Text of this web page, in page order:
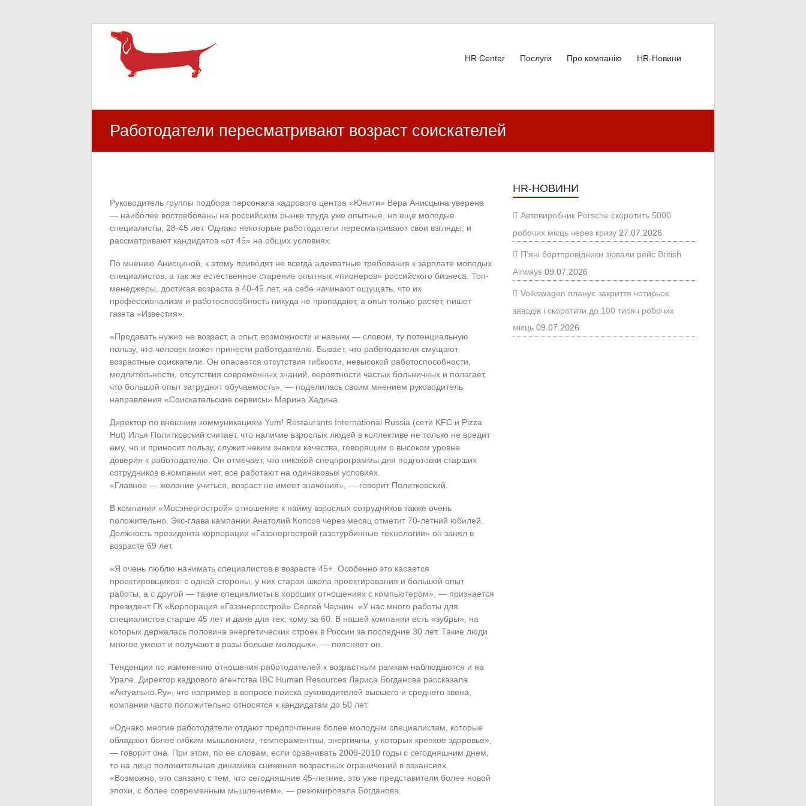
HR Center
залученість персоналу, e-NPS, оцінка ЗВК
HR Center Послуги Про компанію HR-Новини
Работодатели пересматривают возраст соискателей
Руководитель группы подбора персонала кадрового центра «Юнити» Вера Анисцына уверена
— наиболее востребованы на российском рынке труда уже опытные, но еще молодые
специалисты, 28-45 лет. Однако некоторые работодатели пересматривают свои взгляды, и
рассматривают кандидатов «от 45» на общих условиях.
По мнению Анисциной, к этому приводят не всегда адекватные требования к зарплате молодых
специалистов, а так же естественное старение опытных «пионеров» российского бизнеса. Топ-
менеджеры, достигая возраста в 40-45 лет, на себе начинают ощущать, что их
профессионализм и работоспособность никуда не пропадают, а опыт только растет, пишет
газета «Известия».
«Продавать нужно не возраст, а опыт, возможности и навыки — словом, ту потенциальную
пользу, что человек может принести работодателю. Бывает, что работодателя смущают
возрастные соискатели. Он опасается отсутствия гибкости, невысокой работоспособности,
медлительности, отсутствия современных знаний, вероятности частых больничных и полагает,
что большой опыт затруднит обучаемость», — поделилась своим мнением руководитель
направления «Соискательские сервисы» Марина Хадина.
Директор по внешним коммуникациям Yum! Restaurants International Russia (сети KFC и Pizza
Hut) Илья Политковский считает, что наличие взрослых людей в коллективе не только не вредит
ему, но и приносит пользу, служит неким знаком качества, говорящим о высоком уровне
доверия к работодателю. Он отмечает, что никакой спецпрограммы для подготовки старших
сотрудников в компании нет, все работают на одинаковых условиях.
«Главное — желание учиться, возраст не имеет значения», — говорит Политковский.
В компании «Мосэнергострой» отношение к найму взрослых сотрудников также очень
положительно. Экс-глава кампании Анатолий Копсов через месяц отметит 70-летний юбилей.
Должность президента корпорации «Газэнергострой газотурбинные технологии» он занял в
возрасте 69 лет.
«Я очень люблю нанимать специалистов в возрасте 45+. Особенно это касается
проектировщиков: с одной стороны, у них старая школа проектирования и большой опыт
работы, а с другой — такие специалисты в хороших отношениях с компьютером», — признается
президент ГК «Корпорация «Газэнергострой» Сергей Чернин. «У нас много работы для
специалистов старше 45 лет и даже для тех, кому за 60. В нашей компании есть «зубры», на
которых держалась половина энергетических строек в России за последние 30 лет. Такие люди
многое умеют и получают в разы больше молодых», — поясняет он.
Тенденции по изменению отношения работодателей к возрастным рамкам наблюдаются и на
Урале. Директор кадрового агентства IBC Human Resources Лариса Богданова рассказала
«Актуально.Ру», что например в вопросе поиска руководителей высшего и среднего звена,
компании часто положительно относятся к кандидатам до 50 лет.
«Однако многие работодатели отдают предпочтение более молодым специалистам, которые
обладают более гибким мышлением, темпераментны, энергичны, у которых крепкое здоровье»,
— говорит она. При этом, по ее словам, если сравнивать 2009-2010 годы с сегодняшним днем,
то на лицо положительная динамика снижения возрастных ограничений в вакансиях.
«Возможно, это связано с тем, что сегодняшние 45-летние, это уже представители более новой
эпохи, с более современным мышлением», — резюмировала Богданова.
HR-НОВИНИ
Автовиробник Porsche скоротить 5000
робочих місць через кризу 27.07.2026
П’яні бортпровідники зірвали рейс British
Airways 09.07.2026
Volkswagen планує закриття чотирьох
заводів і скоротити до 100 тисяч робочих
місць 09.07.2026